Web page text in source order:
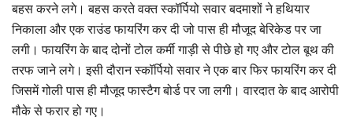
बहस करने लगे। बहस करते वक्त स्कॉर्पियो सवार बदमाशों ने हथियार
निकाला और एक राउंड फायरिंग कर दी जो पास ही मौजूद बेरिकेड पर जा
लगी। फायरिंग के बाद दोनों टोल कर्मी गाड़ी से पीछे हो गए और टोल बूथ की
तरफ जाने लगे। इसी दौरान स्कॉर्पियो सवार ने एक बार फिर फायरिंग कर दी
जिसमें गोली पास ही मौजूद फास्टैग बोर्ड पर जा लगी। वारदात के बाद आरोपी
मौके से फरार हो गए।